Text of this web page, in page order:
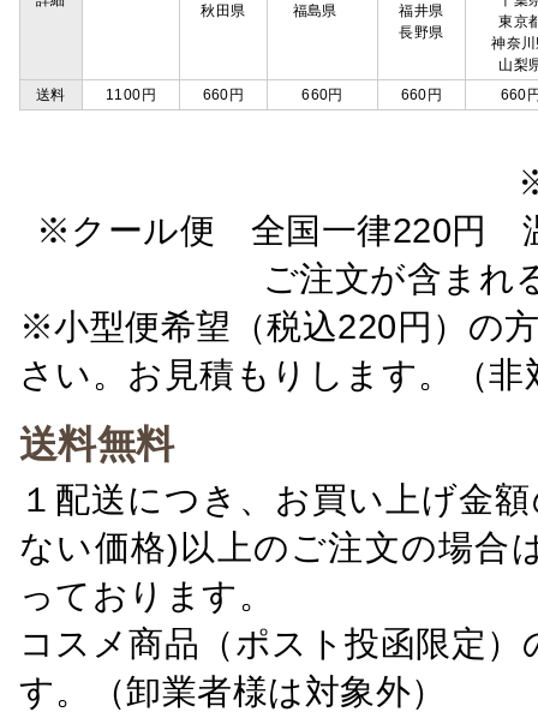
秋田県 福島県
福井県
長野県
東京
神奈
山梨
送料
1100円 660円 660円 660円 660
※クール便 全国一律220円
ご注文が含ま
※小型便希望（税込220円）の
さい。お見積もりします。（非
送料無料
１配送につき、お買い上げ金
ない価格)以上のご注文の場合
っております。
コスメ商品（ポスト投函限定
す。（卸業者様は対象外）